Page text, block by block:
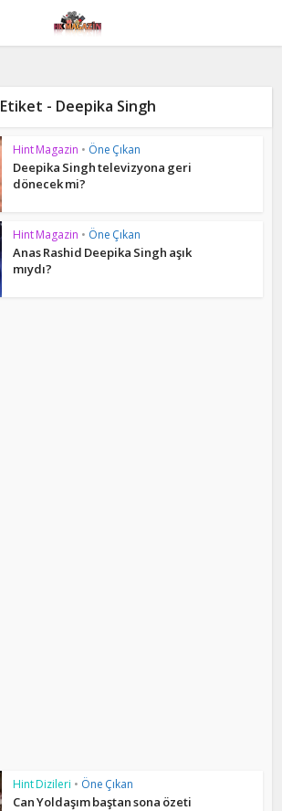
Etiket - Deepika Singh
Hint Magazin • Öne Çıkan
Deepika Singh televizyona geri
dönecek mi?
Hint Magazin • Öne Çıkan
Anas Rashid Deepika Singh aşık
mıydı?
Hint Dizileri • Öne Çıkan
Can Yoldaşım baştan sona özeti